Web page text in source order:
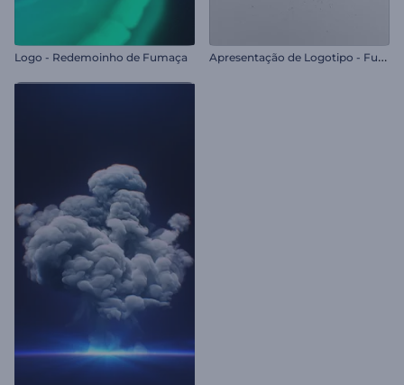
Logo - Redemoinho de Fumaça A
presentação de Logotipo - Fumaça Giratória